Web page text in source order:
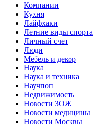
Компании
Кухня
Лайфхаки
Летние виды спорта
Личный счет
Люди
Мебель и декор
Наука
Наука и техника
Научпоп
Недвижимость
Новости ЗОЖ
Новости медицины
Новости Москвы